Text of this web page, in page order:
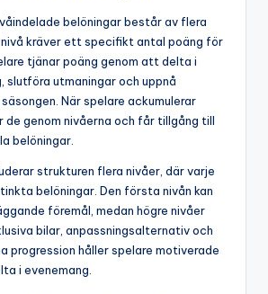
belöningar består av flera
kräver ett specifikt antal poäng för
tjänar poäng genom att delta i
slutföra utmaningar och uppnå
När spelare ackumulerar
de genom nivåerna och får tillgång till
belöningar.
strukturen flera nivåer, där varje
belöningar. Den första nivån kan
föremål, medan högre nivåer
bilar, anpassningsalternativ och
progression håller spelare motiverade
i evenemang.